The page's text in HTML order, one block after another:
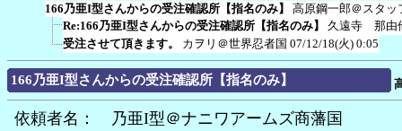
166乃亜I型さんからの受注確認所【指名のみ】
高原鋼一郎＠スタッ
Re:166乃亜I型さんからの受注確認所【指名のみ】
久遠寺 那由
受注させて頂きます。
カヲリ＠世界忍者国 07/12/18(火) 0:05
166乃亜I型さんからの受注確認所【指名のみ】
依頼者名： 乃亜I型＠ナニワアームズ商藩国